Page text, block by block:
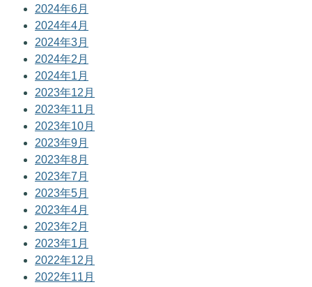
2024年6月
2024年4月
2024年3月
2024年2月
2024年1月
2023年12月
2023年11月
2023年10月
2023年9月
2023年8月
2023年7月
2023年5月
2023年4月
2023年2月
2023年1月
2022年12月
2022年11月